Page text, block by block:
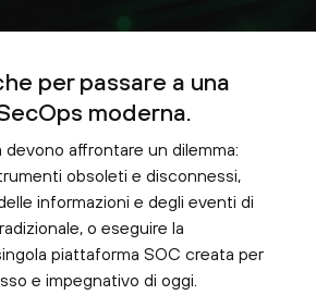
per passare a una
moderna.
devono affrontare un dilemma:
obsoleti e disconnessi,
informazioni e degli eventi di
o eseguire la
piattaforma SOC creata per
e impegnativo di oggi.